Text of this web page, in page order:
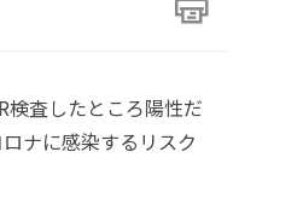
査したところ陽性だ
ナに感染するリスク